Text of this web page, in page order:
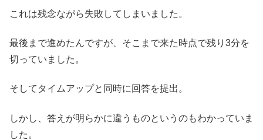
これは残念ながら失敗してしまいました。
最後まで進めたんですが、そこまで来た時点で残り3分を
切っていました。
そしてタイムアップと同時に回答を提出。
しかし、答えが明らかに違うものというのもわかっていま
した。